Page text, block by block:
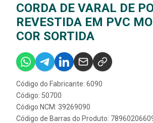
CORDA DE VARAL DE
REVESTIDA EM PVC
COR SORTIDA
Código do Fabricante: 6090
Código: 50700
Código NCM: 39269090
Código de Barras do Produto: